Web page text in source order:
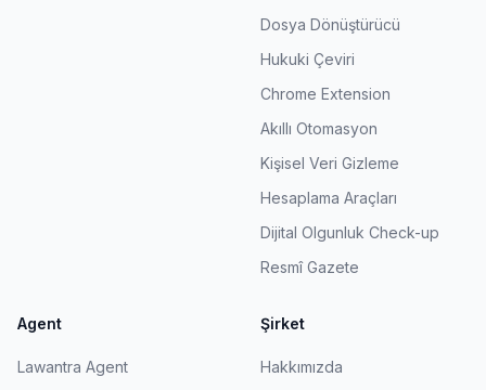
Dosya Dönüştürücü
Hukuki Çeviri
Chrome Extension
Akıllı Otomasyon
Kişisel Veri Gizleme
Hesaplama Araçları
Dijital Olgunluk Check-up
Resmî Gazete
Agent
Lawantra Agent
Şirket
Hakkımızda